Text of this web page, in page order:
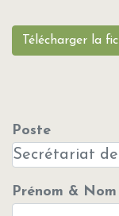
Télécharger la
Poste
Prénom & Nom